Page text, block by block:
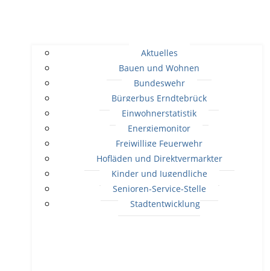
Aktuelles
Bauen und Wohnen
Bundeswehr
Bürgerbus Erndtebrück
Einwohnerstatistik
Energiemonitor
Freiwillige Feuerwehr
Hofläden und Direktvermarkter
Kinder und Jugendliche
Senioren-Service-Stelle
Stadtentwicklung